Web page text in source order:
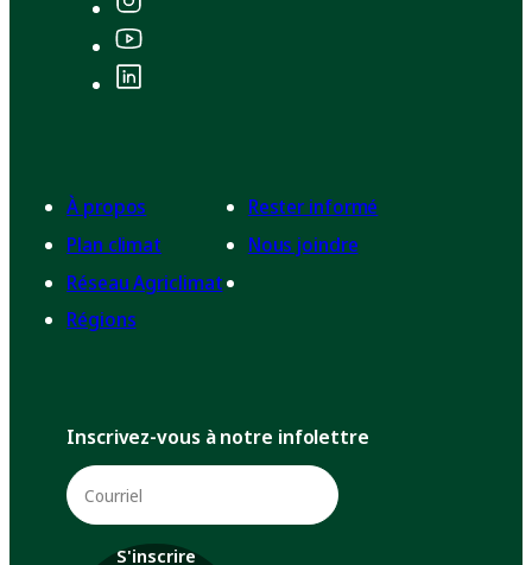
À propos
Plan climat
Réseau Agriclimat
Régions
Rester informé
Nous joindre
Inscrivez-vous à notre infolettre
S'inscrire